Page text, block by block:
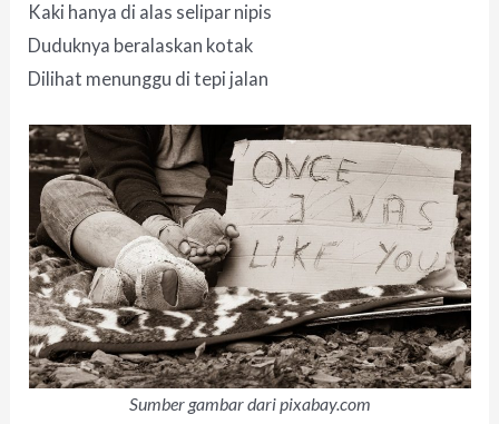
Kaki hanya di alas selipar nipis
Duduknya beralaskan kotak
Dilihat menunggu di tepi jalan
Sumber gambar dari pixabay.com